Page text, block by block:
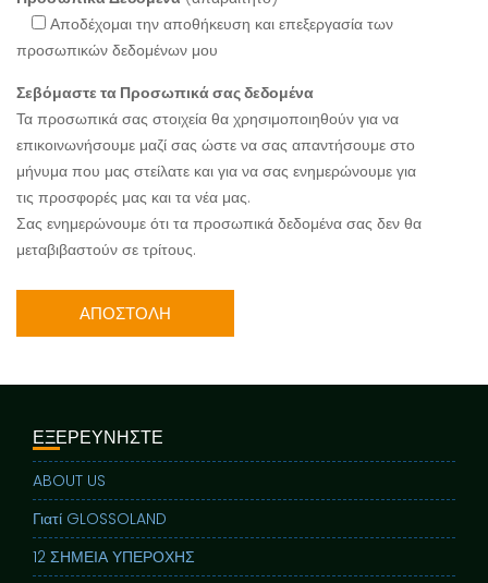
Αποδέχομαι την αποθήκευση και επεξεργασία των
προσωπικών δεδομένων μου
Σεβόμαστε τα Προσωπικά σας δεδομένα
Τα προσωπικά σας στοιχεία θα χρησιμοποιηθούν για να
επικοινωνήσουμε μαζί σας ώστε να σας απαντήσουμε στο
μήνυμα που μας στείλατε και για να σας ενημερώνουμε για
τις προσφορές μας και τα νέα μας.
Σας ενημερώνουμε ότι τα προσωπικά δεδομένα σας δεν θα
μεταβιβαστούν σε τρίτους.
ΕΞΕΡΕΥΝΗΣΤΕ
ABOUT US
Γιατί GLOSSOLAND
12 ΣΗΜΕΙΑ ΥΠΕΡΟΧΗΣ